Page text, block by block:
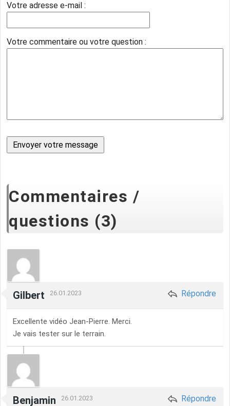
Votre adresse e-mail :
Votre commentaire ou votre question :
Commentaires /
questions (3)
Gilbert 26.01.2023 Répondre
Excellente vidéo Jean-Pierre. Merci.
Je vais tester sur le terrain.
Benjamin 26.01.2023 Répondre